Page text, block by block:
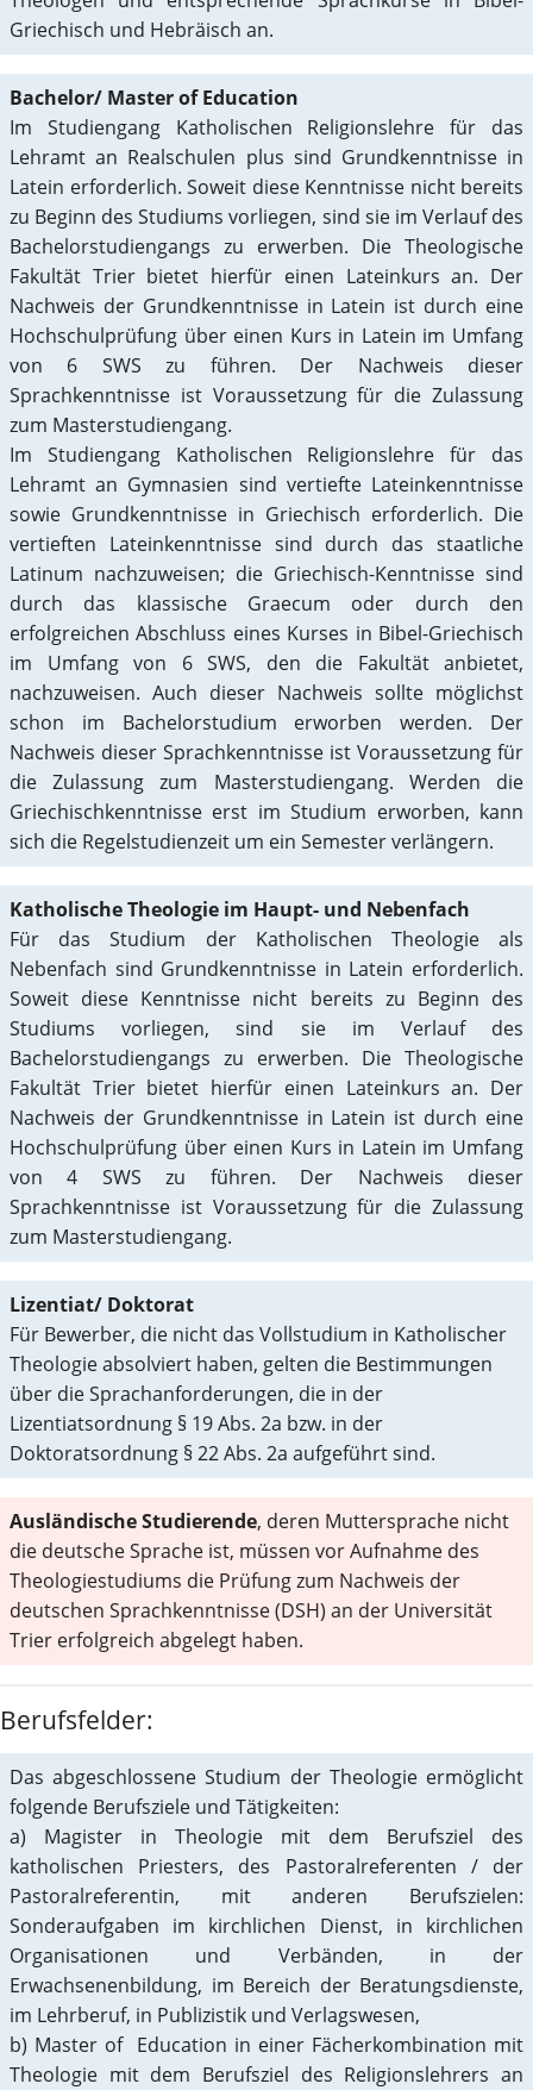
Griechisch und Hebräisch an.
Bachelor/ Master of Education
Im Studiengang Katholischen Religionslehre für das
Lehramt an Realschulen plus sind Grundkenntnisse in
Latein erforderlich. Soweit diese Kenntnisse nicht bereits
zu Beginn des Studiums vorliegen, sind sie im Verlauf des
Bachelorstudiengangs zu erwerben. Die Theologische
Fakultät Trier bietet hierfür einen Lateinkurs an. Der
Nachweis der Grundkenntnisse in Latein ist durch eine
Hochschulprüfung über einen Kurs in Latein im Umfang
von 6 SWS zu führen. Der Nachweis dieser
Sprachkenntnisse ist Voraussetzung für die Zulassung
zum Masterstudiengang.
Im Studiengang Katholischen Religionslehre für das
Lehramt an Gymnasien sind vertiefte Lateinkenntnisse
sowie Grundkenntnisse in Griechisch erforderlich. Die
vertieften Lateinkenntnisse sind durch das staatliche
Latinum nachzuweisen; die Griechisch-Kenntnisse sind
durch das klassische Graecum oder durch den
erfolgreichen Abschluss eines Kurses in Bibel-Griechisch
im Umfang von 6 SWS, den die Fakultät anbietet,
nachzuweisen. Auch dieser Nachweis sollte möglichst
schon im Bachelorstudium erworben werden. Der
Nachweis dieser Sprachkenntnisse ist Voraussetzung für
die Zulassung zum Masterstudiengang. Werden die
Griechischkenntnisse erst im Studium erworben, kann
sich die Regelstudienzeit um ein Semester verlängern.
Katholische Theologie im Haupt- und Nebenfach
Für das Studium der Katholischen Theologie als
Nebenfach sind Grundkenntnisse in Latein erforderlich.
Soweit diese Kenntnisse nicht bereits zu Beginn des
Studiums vorliegen, sind sie im Verlauf des
Bachelorstudiengangs zu erwerben. Die Theologische
Fakultät Trier bietet hierfür einen Lateinkurs an. Der
Nachweis der Grundkenntnisse in Latein ist durch eine
Hochschulprüfung über einen Kurs in Latein im Umfang
von 4 SWS zu führen. Der Nachweis dieser
Sprachkenntnisse ist Voraussetzung für die Zulassung
zum Masterstudiengang.
Lizentiat/ Doktorat
Für Bewerber, die nicht das Vollstudium in Katholischer
Theologie absolviert haben, gelten die Bestimmungen
über die Sprachanforderungen, die in der
Lizentiatsordnung § 19 Abs. 2a bzw. in der
Doktoratsordnung § 22 Abs. 2a aufgeführt sind.
Ausländische Studierende, deren Muttersprache nicht
die deutsche Sprache ist, müssen vor Aufnahme des
Theologiestudiums die Prüfung zum Nachweis der
deutschen Sprachkenntnisse (DSH) an der Universität
Trier erfolgreich abgelegt haben.
Berufsfelder:
Das abgeschlossene Studium der Theologie ermöglicht
folgende Berufsziele und Tätigkeiten:
a) Magister in Theologie mit dem Berufsziel des
katholischen Priesters, des Pastoralreferenten / der
Pastoralreferentin, mit anderen Berufszielen:
Sonderaufgaben im kirchlichen Dienst, in kirchlichen
Organisationen und Verbänden, in der
Erwachsenenbildung, im Bereich der Beratungsdienste,
im Lehrberuf, in Publizistik und Verlagswesen,
b) Master of Education in einer Fächerkombination mit
Theologie mit dem Berufsziel des Religionslehrers an